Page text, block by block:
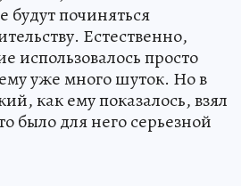
будут починяться
Естественно,
использовалось просто
уже много шуток. Но в
как ему показалось, взял
было для него серьезной